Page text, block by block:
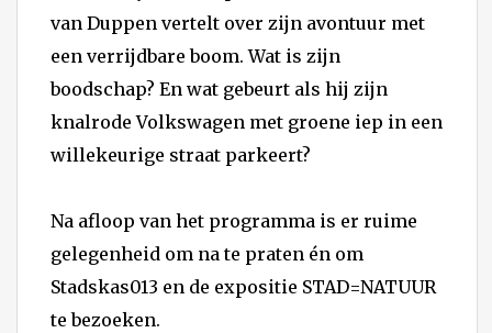
van Duppen vertelt over zijn avontuur met
een verrijdbare boom. Wat is zijn
boodschap? En wat gebeurt als hij zijn
knalrode Volkswagen met groene iep in een
willekeurige straat parkeert?
Na afloop van het programma is er ruime
gelegenheid om na te praten én om
Stadskas013 en de expositie STAD=NATUUR
te bezoeken.